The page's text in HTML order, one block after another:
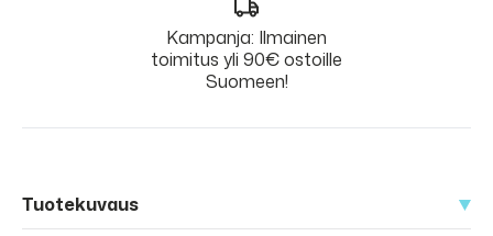
Kampanja: Ilmainen
toimitus yli 90€ ostoille
Suomeen!
Tuotekuvaus